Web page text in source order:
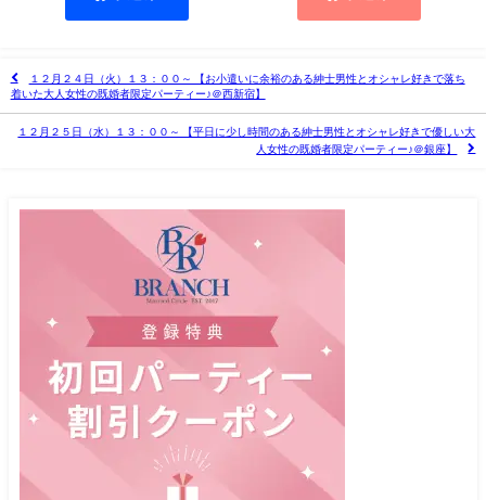
１２月２４日（火）１３：００～ 【お小遣いに余裕のある紳士男性とオシャレ好きで落ち
着いた大人女性の既婚者限定パーティー♪＠西新宿】
１２月２５日（水）１３：００～ 【平日に少し時間のある紳士男性とオシャレ好きで優しい大
人女性の既婚者限定パーティー♪＠銀座】